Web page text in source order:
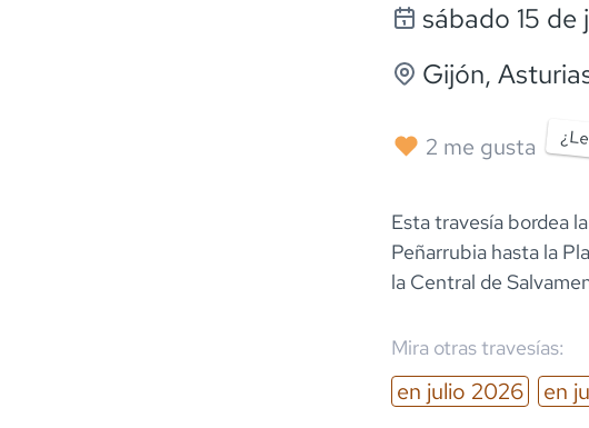
sábado 15 de
Gijón,
2 me gusta
Esta travesía bordea
Peñarrubia hasta la
la Central de
Mira otras travesías:
en julio 2026 en